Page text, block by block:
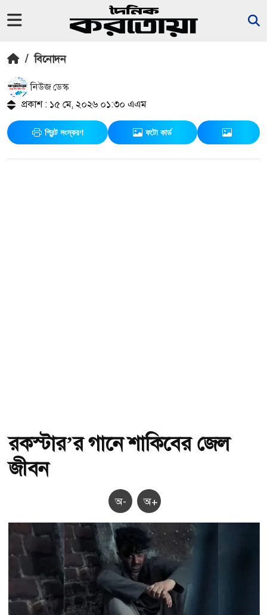
/ বিনোদন
নিউজ ডেস্ক
প্রকাশ : ১৫ মে, ২০২৬ ০১:৩০ এএম
প্রিন্ট সংস্করণ ফটো কার্ড
রকস্টার’র গানে শাকিবের জেল
জীবন
অ- অ+